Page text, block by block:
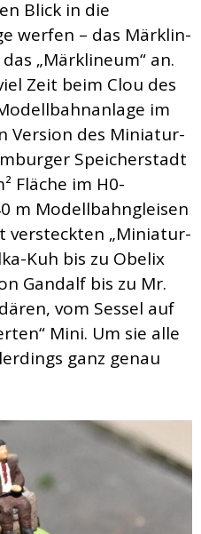
Blick in die
werfen – das Märklin-
„Märklineum“ an.
Zeit beim Clou des
im
Version des Miniatur-
Speicherstadt
Fläche im H0-
m Modellbahngleisen
versteckten „Miniatur-
Kuh bis zu Obelix
Gandalf bis zu Mr.
vom Sessel auf
Mini. Um sie alle
ganz genau